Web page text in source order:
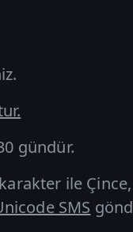
gündür.
ile
SMS